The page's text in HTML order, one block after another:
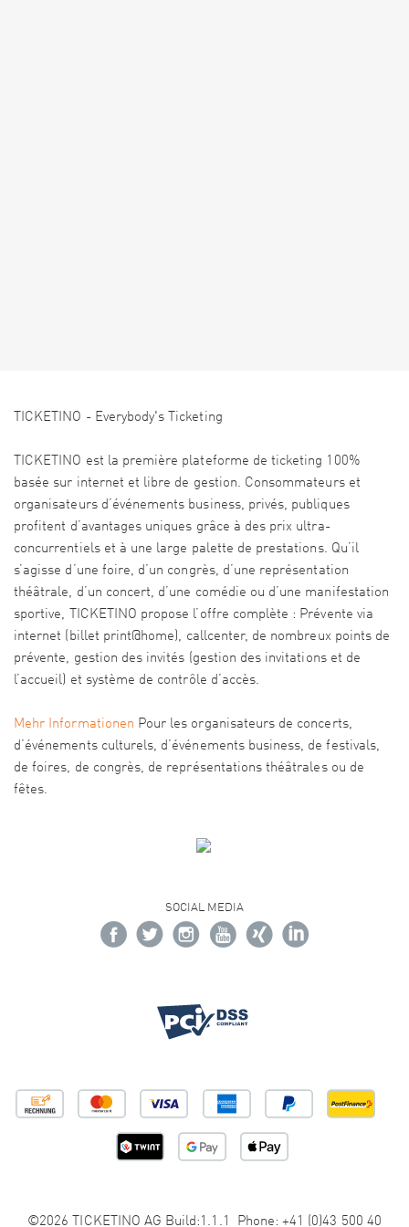
TICKETINO - Everybody's Ticketing
TICKETINO est la première plateforme de ticketing 100%
basée sur internet et libre de gestion. Consommateurs et
organisateurs d’événements business, privés, publiques
profitent d’avantages uniques grâce à des prix ultra-
concurrentiels et à une large palette de prestations. Qu’il
s’agisse d’une foire, d’un congrès, d’une représentation
théâtrale, d’un concert, d’une comédie ou d’une manifestation
sportive, TICKETINO propose l’offre complète : Prévente via
internet (billet print@home), callcenter, de nombreux points de
prévente, gestion des invités (gestion des invitations et de
l’accueil) et système de contrôle d’accès.
Mehr Informationen Pour les organisateurs de concerts,
d’événements culturels, d’événements business, de festivals,
de foires, de congrès, de représentations théâtrales ou de
fêtes.
SOCIAL MEDIA
©2026 TICKETINO AG Build:1.1.1 Phone: +41 (0)43 500 40